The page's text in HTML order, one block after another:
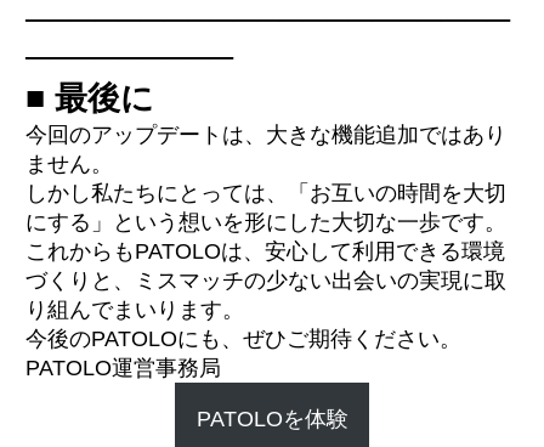
─────────────────────
─────────
■ 最後に
今回のアップデートは、大きな機能追加ではあり
ません。
しかし私たちにとっては、「お互いの時間を大切
にする」という想いを形にした大切な一歩です。
これからもPATOLOは、安心して利用できる環境
づくりと、ミスマッチの少ない出会いの実現に取
り組んでまいります。
今後のPATOLOにも、ぜひご期待ください。
PATOLO運営事務局
PATOLOを体験